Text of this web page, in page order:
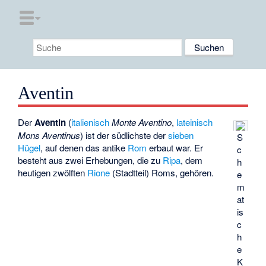
Aventin
S
c
h
e
m
at
is
c
h
e
K
DerAventin (italienisch Monte Aventino, lateinisch
Mons Aventinus) ist der südlichste dersieben
Hügel, auf denen das antike Rom erbaut war. Er
besteht aus zwei Erhebungen, die zu Ripa, dem
heutigen zwölften Rione (Stadtteil) Roms, gehören.